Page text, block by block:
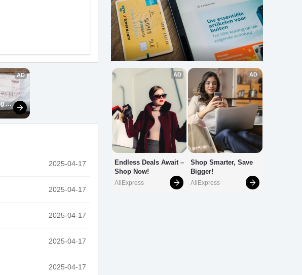
2025-04-17
2025-04-17
2025-04-17
2025-04-17
2025-04-17